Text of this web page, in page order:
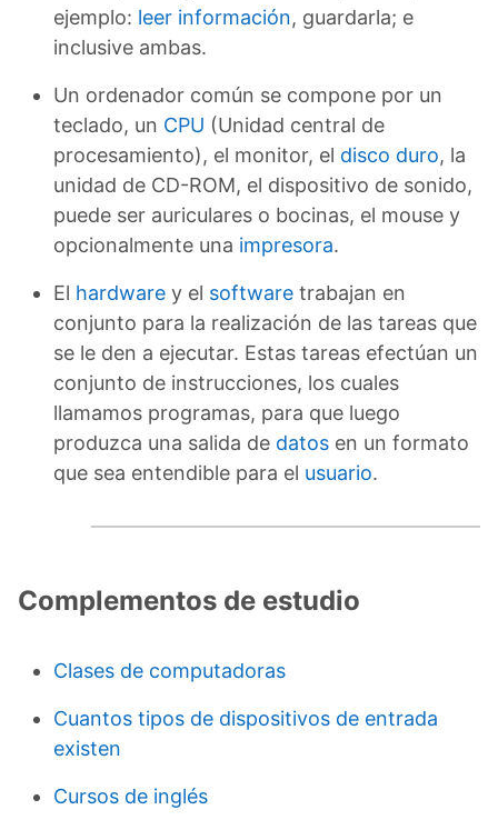
ejemplo: leer información, guardarla; e
inclusive ambas.
Un ordenador común se compone por un
teclado, un CPU (Unidad central de
procesamiento), el monitor, el disco duro, la
unidad de CD-ROM, el dispositivo de sonido,
puede ser auriculares o bocinas, el mouse y
opcionalmente una impresora.
El hardware y el software trabajan en
conjunto para la realización de las tareas que
se le den a ejecutar. Estas tareas efectúan un
conjunto de instrucciones, los cuales
llamamos programas, para que luego
produzca una salida de datos en un formato
que sea entendible para el usuario.
Complementos de estudio
Clases de computadoras
Cuantos tipos de dispositivos de entrada
existen
Cursos de inglés